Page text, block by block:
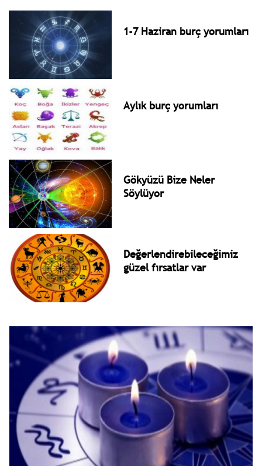
1-7 Haziran burç yorumları
Aylık burç yorumları
Gökyüzü Bize Neler
Söylüyor
Değerlendirebileceğimiz
güzel fırsatlar var